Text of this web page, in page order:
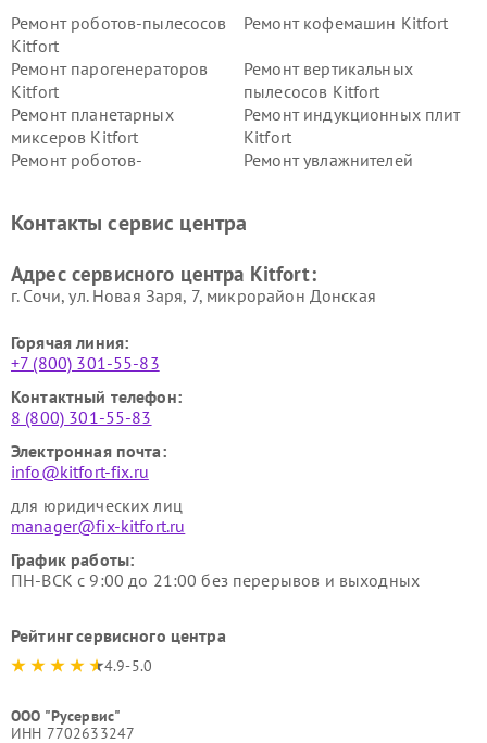
Ремонт роботов-пылесосов
Kitfort
Ремонт кофемашин Kitfort
Ремонт парогенераторов
Kitfort
Ремонт вертикальных
пылесосов Kitfort
Ремонт планетарных
миксеров Kitfort
Ремонт индукционных плит
Kitfort
Ремонт роботов-
Ремонт увлажнителей
Kitfort
Kitfort
Kitfort
Kitfort
Контакты сервис центра
Адрес сервисного центра Kitfort:
г. Сочи, ул. Новая Заря, 7, микрорайон Донская
Горячая линия:
+7 (800) 301-55-83
Контактный телефон:
8 (800) 301-55-83
Электронная почта:
info@kitfort-fix.ru
для юридических лиц
manager@fix-kitfort.ru
График работы:
ПН-ВСК с 9:00 до 21:00 без перерывов и выходных
Рейтинг сервисного центра
4.9-5.0
ООО "Русервис"
ИНН 7702633247